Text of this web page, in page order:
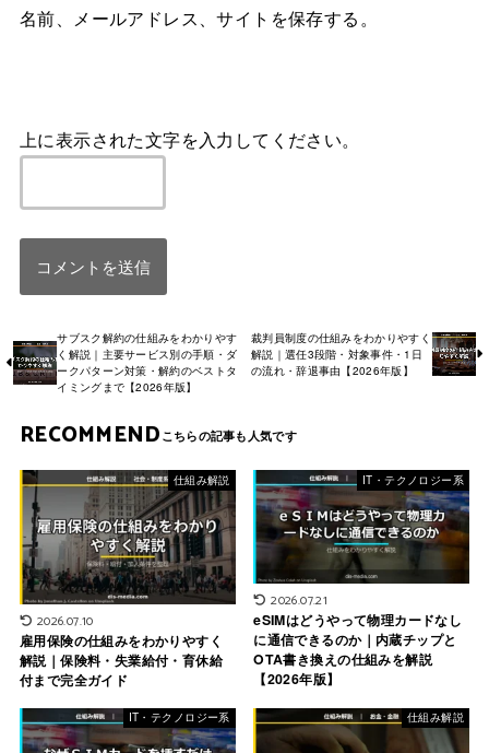
名前、メールアドレス、サイトを保存する。
上に表示された文字を入力してください。
サブスク解約の仕組みをわかりやす
く解説｜主要サービス別の手順・ダ
ークパターン対策・解約のベストタ
イミングまで【2026年版】
裁判員制度の仕組みをわかりやすく
解説｜選任3段階・対象事件・1日
の流れ・辞退事由【2026年版】
RECOMMEND
仕組み解説
2026.07.10
雇用保険の仕組みをわかりやすく
解説｜保険料・失業給付・育休給
付まで完全ガイド
IT・テクノロジー系
2026.07.21
eSIMはどうやって物理カードなし
に通信できるのか｜内蔵チップと
OTA書き換えの仕組みを解説
【2026年版】
IT・テクノロジー系 仕組み解説